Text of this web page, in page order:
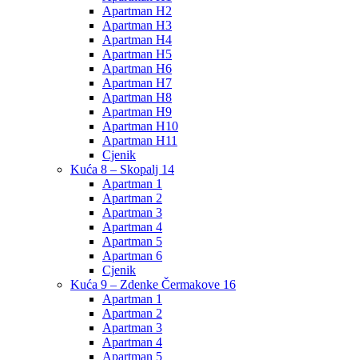
Apartman H2
Apartman H3
Apartman H4
Apartman H5
Apartman H6
Apartman H7
Apartman H8
Apartman H9
Apartman H10
Apartman H11
Cjenik
Kuća 8 – Skopalj 14
Apartman 1
Apartman 2
Apartman 3
Apartman 4
Apartman 5
Apartman 6
Cjenik
Kuća 9 – Zdenke Čermakove 16
Apartman 1
Apartman 2
Apartman 3
Apartman 4
Apartman 5